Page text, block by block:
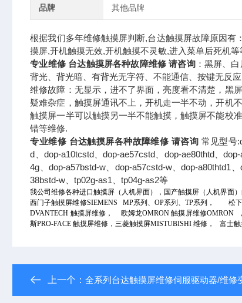
品牌 其他品牌
根据我们多年维修触摸屏判断,台达触摸屏故障原因
摸屏,开机触摸无效,开机触摸不灵敏,进入菜单后死机等
专业维修 台达触摸屏各种故障维修 请咨询：黑屏、
背光、背光暗、有背光无字符、不能通信、按键无反
维修故障：无显示，进不了界面，亮度看不清楚，黑
疑难杂症，触摸屏通讯不上，开机走一半不动，开机
触摸屏一半可以触摸另一半不能触摸，触摸屏不能校
错等维修.
专业维修 台达触摸屏各种故障维修 请咨询 常见型号
d、dop-a10tcstd、dop-ae57cstd、dop-ae80thtd、
4g、dop-a57bstd-w、dop-a57cstd-w、dop-a80thtd1
38bstd-w、tp02g-as1、tp04g-as2等
我公司维修各种进口触摸屏（人机界面），国产触摸屏（人机界面
西门子触摸屏维修SIEMENS MP系列、 OP系列、 TP系列， 松
DVANTECH 触摸屏维修， 欧姆龙OMRON触摸屏维修OMRON
斯PRO-FACE触摸屏维修，三菱触摸屏MISTUBISHI维修， 富士
上一个：全系列台达触摸屏维修伺服驱动器/维修变频器维